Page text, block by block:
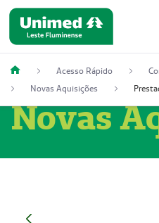
Acesso Rápido
Novas Aquisições
Novas